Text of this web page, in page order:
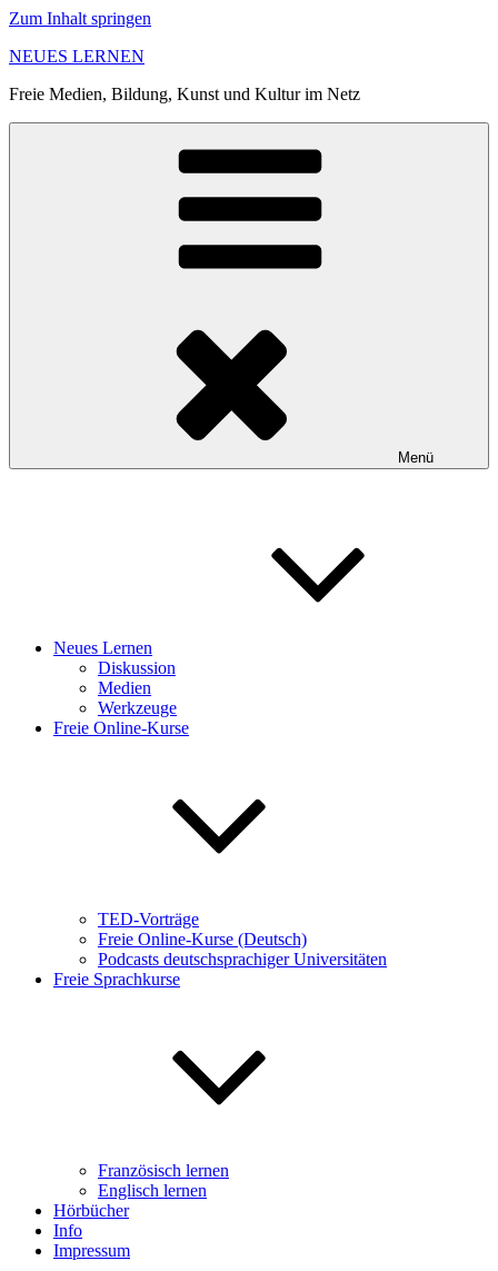
Zum Inhalt springen
NEUES LERNEN
Freie Medien, Bildung, Kunst und Kultur im Netz
Menü
Neues Lernen
Diskussion
Medien
Werkzeuge
Freie Online-Kurse
TED-Vorträge
Freie Online-Kurse (Deutsch)
Podcasts deutschsprachiger Universitäten
Freie Sprachkurse
Französisch lernen
Englisch lernen
Hörbücher
Info
Impressum